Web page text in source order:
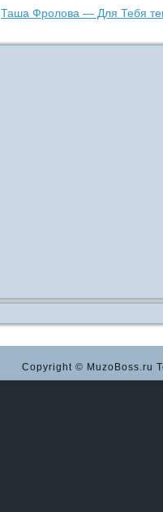
Таша Фролова — Для Тебя
Copyright © MuzoBoss.ru